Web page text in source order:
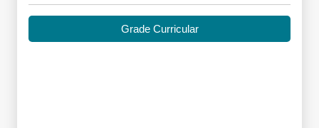
Grade Curricular